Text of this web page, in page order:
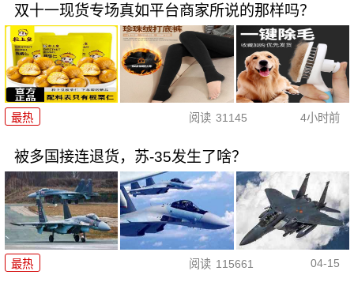
双十一现货专场真如平台商家所说的那样吗？
最热 阅读 31145 4小时前
被多国接连退货，苏-35发生了啥？
最热 阅读 115661 04-15